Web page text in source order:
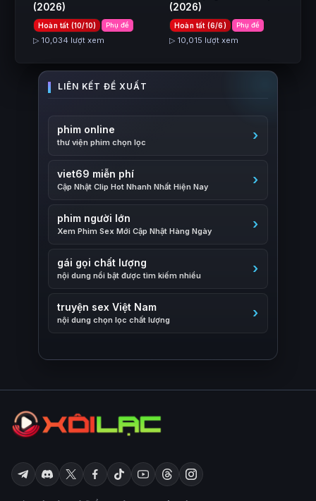
(2026)
Hoàn tất (10/10) Phụ đề
▷ 10,034 lượt xem
(2026)
Hoàn tất (6/6) Phụ đề
▷ 10,015 lượt xem
phim online
thư viện phim chọn lọc
viet69 miễn phí
Cập Nhật Clip Hot Nhanh Nhất Hiện Nay
phim người lớn
Xem Phim Sex Mới Cập Nhật Hàng Ngày
gái gọi chất lượng
nội dung nổi bật được tìm kiếm nhiều
truyện sex Việt Nam
nội dung chọn lọc chất lượng